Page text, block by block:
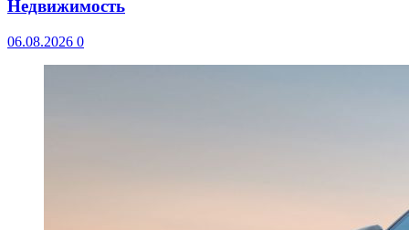
Недвижимость
06.08.2026 0